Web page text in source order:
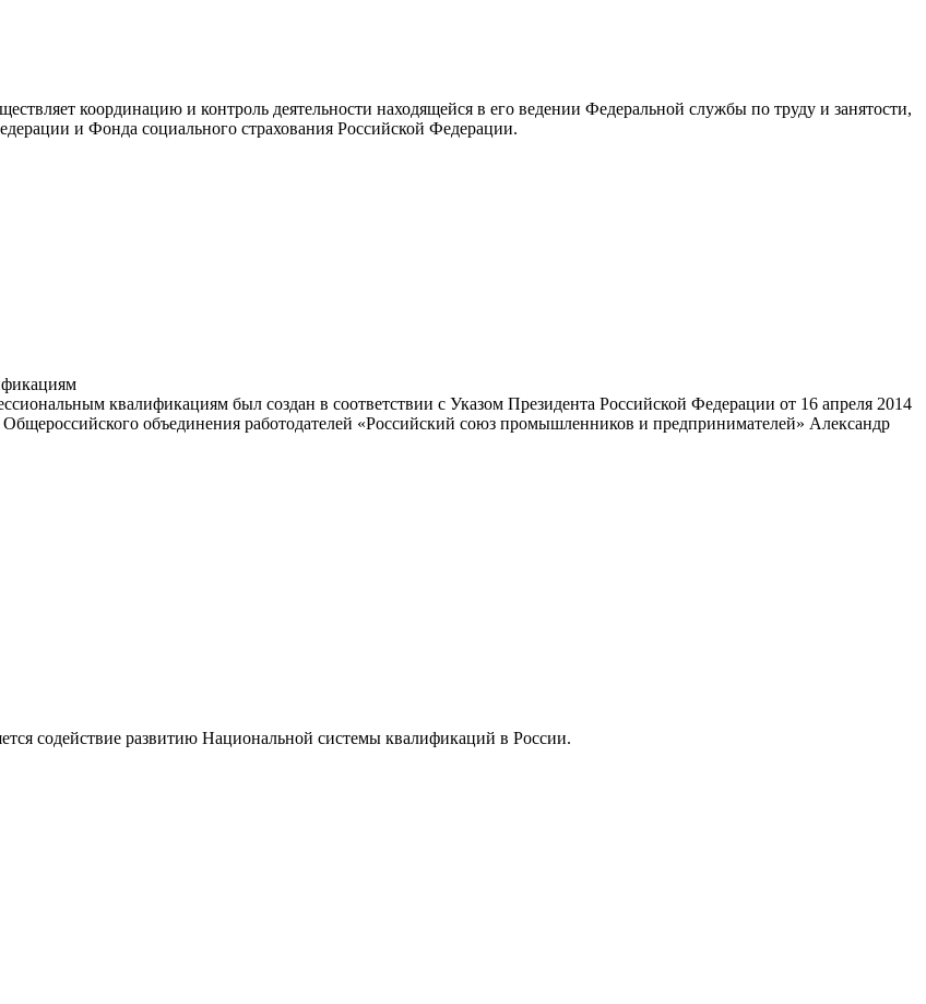
координацию и контроль деятельности находящейся в его ведении Федеральной службы по труду и занятости,
и Фонда социального страхования Российской Федерации.
квалификациям был создан в соответствии с Указом Президента Российской Федерации от 16 апреля 2014
объединения работодателей «Российский союз промышленников и предпринимателей» Александр
содействие развитию Национальной системы квалификаций в России.